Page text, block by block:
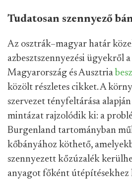
Tudatosan szennyező
Az osztrák–magyar határ
azbesztszennyezési ügyekről a
Magyarország és Ausztria
közölt részletes cikket. A
szervezet tényfeltárása
mintázat rajzolódik ki: a
Burgenland tartományban
kőbányához köthető,
szennyezett kőzúzalék
anyagot főként útépítésekhez